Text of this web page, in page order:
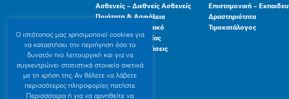
Ασθενείς – Διεθνείς Ασθενείς
Ποιότητα & Ασφάλεια
Ανθρώπινο Δυναμικό
Προγράμματα Υγείας
Γενικές Εγκαταστάσεις
Επιστημονική –
Δραστηριότητα
Τιμοκατάλογος
Ο ιστότοπoς μας χρησιμοποιεί cookies για
να καταστήσει την περιήγηση όσο το
δυνατόν πιο λειτουργική και για να
συγκεντρώνει στατιστικά στοιχεία σχετικά
με τη χρήση της. Αν θέλετε να λάβετε
περισσότερες πληροφορίες πατήστε
Περισσότερα ή για να αρνηθείτε να